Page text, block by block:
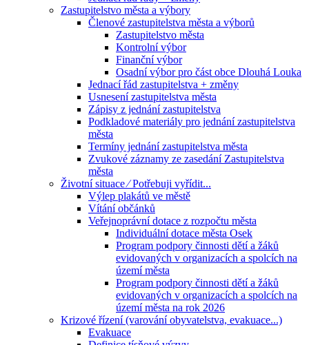
Zastupitelstvo města a výbory
Členové zastupitelstva města a výborů
Zastupitelstvo města
Kontrolní výbor
Finanční výbor
Osadní výbor pro část obce Dlouhá Louka
Jednací řád zastupitelstva + změny
Usnesení zastupitelstva města
Zápisy z jednání zastupitelstva
Podkladové materiály pro jednání zastupitelstva
města
Termíny jednání zastupitelstva města
Zvukové záznamy ze zasedání Zastupitelstva
města
Životní situace ⁄ Potřebuji vyřídit...
Výlep plakátů ve městě
Vítání občánků
Veřejnoprávní dotace z rozpočtu města
Individuální dotace města Osek
Program podpory činnosti dětí a žáků
evidovaných v organizacích a spolcích na
území města
Program podpory činnosti dětí a žáků
evidovaných v organizacích a spolcích na
území města na rok 2026
Krizové řízení (varování obyvatelstva, evakuace...)
Evakuace